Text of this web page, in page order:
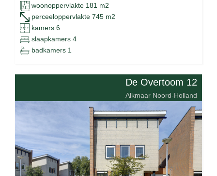
woonoppervlakte 181 m2
perceeloppervlakte 745 m2
kamers 6
slaapkamers 4
badkamers 1
De Overtoom 12
Alkmaar Noord-Holland